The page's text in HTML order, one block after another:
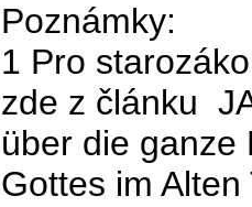
Poznámky:
1 Pro
zde z článku
über die ganze
Gottes im